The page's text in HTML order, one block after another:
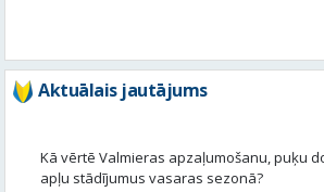
Aktuālais jautājums
Kā vērtē Valmieras apzaļumošanu, puķu
apļu stādījumus vasaras sezonā?